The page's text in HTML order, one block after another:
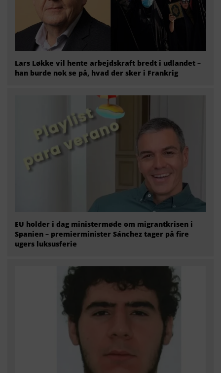
Lars Løkke vil hente arbejdskraft bredt i udlandet –
han burde nok se på, hvad der sker i Frankrig
EU holder i dag ministermøde om migrantkrisen i
Spanien – premierminister Sánchez tager på fire
ugers luksusferie